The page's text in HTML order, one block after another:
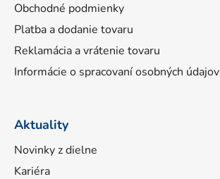
Obchodné podmienky
Platba a dodanie tovaru
Reklamácia a vrátenie tovaru
Informácie o spracovaní osobných údajov
Aktuality
Novinky z dielne
Kariéra